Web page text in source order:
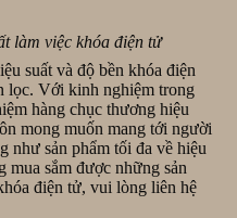
làm việc khóa điện tử
suất và độ bền khóa điện
lọc. Với kinh nghiệm trong
hàng chục thương hiệu
mong muốn mang tới người
như sản phẩm tối đa về hiệu
mua sắm được những sản
điện tử, vui lòng liên hệ